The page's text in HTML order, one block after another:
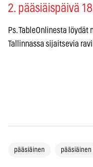
2. pääsiäispäivä
Ps. TableOnlinesta löydät
Tallinnassa sijaitsevia
pääsiäinen pääsiäinen